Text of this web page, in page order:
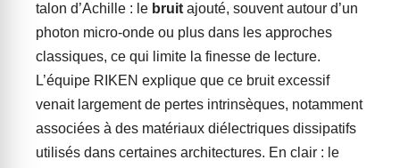
talon d’Achille : le bruit ajouté, souvent autour d’un
photon micro-onde ou plus dans les approches
classiques, ce qui limite la finesse de lecture.
L’équipe RIKEN explique que ce bruit excessif
venait largement de pertes intrinsèques, notamment
associées à des matériaux diélectriques dissipatifs
utilisés dans certaines architectures. En clair : le